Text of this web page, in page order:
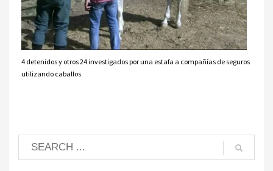
4 detenidos y otros 24 investigados por una estafa a compañías de seguros
utilizando caballos